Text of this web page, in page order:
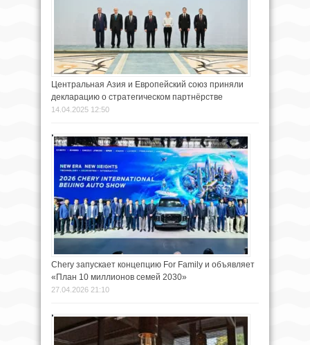
Центральная Азия и Европейский союз приняли
декларацию о стратегическом партнёрстве
14.04.2025 12:50
Chery запускает концепцию For Family и объявляет
«План 10 миллионов семей 2030»
27.04.2026 21:10